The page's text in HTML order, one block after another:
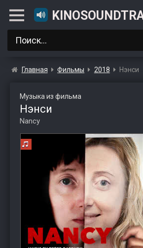
Главная Фильмы 2018 Нэнси
Музыка из фильма
Нэнси
Nancy